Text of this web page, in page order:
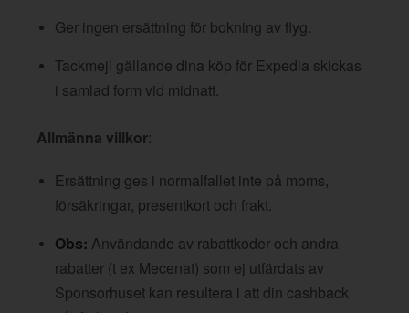
Ger ingen ersättning för bokning av flyg.
Tackmejl gällande dina köp för Expedia skickas
i samlad form vid midnatt.
Allmänna villkor:
Ersättning ges i normalfallet inte på moms,
försäkringar, presentkort och frakt.
Obs: Användande av rabattkoder och andra
rabatter (t ex Mecenat) som ej utfärdats av
Sponsorhuset kan resultera i att din cashback